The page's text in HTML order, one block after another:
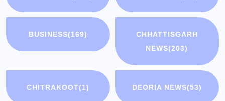
BUSINESS(169)
CHHATTISGARH
NEWS(203)
CHITRAKOOT(1) DEORIA NEWS(53)